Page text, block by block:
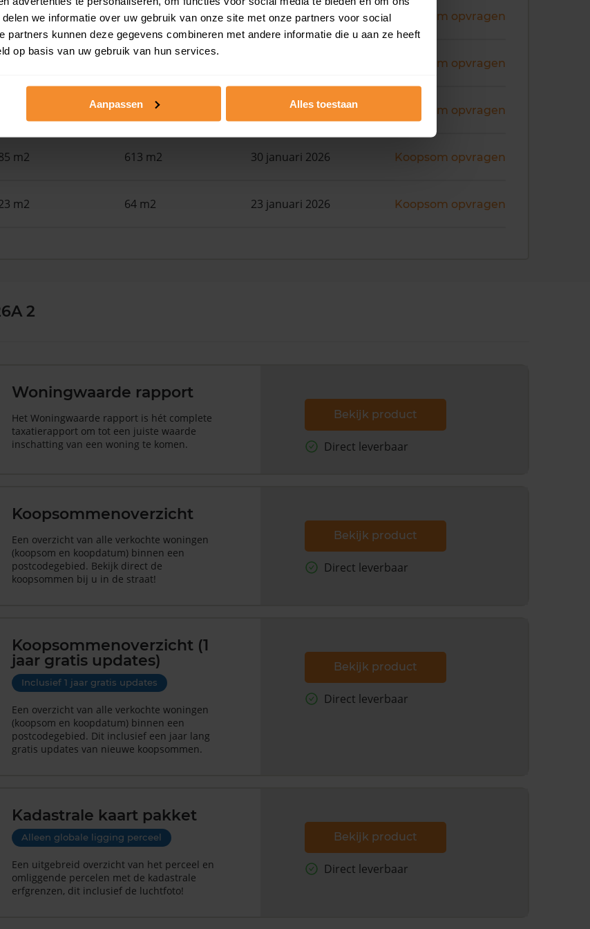
we informatie over uw gebruik van onze site met onze partners voor social
partners kunnen deze gegevens combineren met andere informatie die u aan ze heeft
op basis van uw gebruik van hun services.
Aanpassen Alles toestaan
m2 173 m2 12 juni 2026 Koopsom opvragen
Koopsom opvragen
180 m2 27 februari 2026 Koopsom opvragen
m2 613 m2 30 januari 2026 Koopsom opvragen
m2 64 m2 23 januari 2026 Koopsom opvragen
2
Woningwaarde rapport
Het Woningwaarde rapport is hét complete
taxatierapport om tot een juiste waarde
inschatting van een woning te komen.
Bekijk product
Direct leverbaar
Koopsommenoverzicht
Een overzicht van alle verkochte woningen
(koopsom en koopdatum) binnen een
postcodegebied. Bekijk direct de
koopsommen bij u in de straat!
Bekijk product
Direct leverbaar
Koopsommenoverzicht (1
jaar gratis updates)
Inclusief 1 jaar gratis updates
Een overzicht van alle verkochte woningen
(koopsom en koopdatum) binnen een
postcodegebied. Dit inclusief een jaar lang
gratis updates van nieuwe koopsommen.
Bekijk product
Direct leverbaar
Kadastrale kaart pakket
Alleen globale ligging perceel
Een uitgebreid overzicht van het perceel en
omliggende percelen met de kadastrale
erfgrenzen, dit inclusief de luchtfoto!
Bekijk product
Direct leverbaar